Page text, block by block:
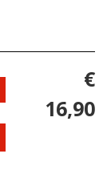
€
16,90